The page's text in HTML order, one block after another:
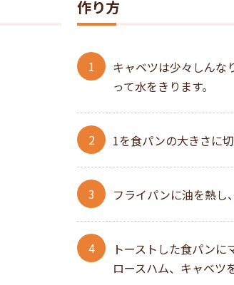
作り方
キャベツは少々しんな
って水をきります。
1を食パンの大きさに切
フライパンに油を熱し
トーストした食パンに
ロースハム、キャベツ